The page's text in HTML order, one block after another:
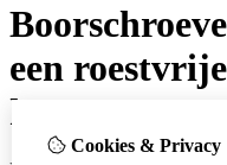
een
houtmontage
Cookies & Privacy